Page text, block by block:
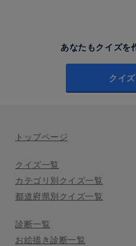
あなたもクイズを
クイ
トップページ
クイズ一覧
カテゴリ別クイズ一覧
都道府県別クイズ一覧
診断一覧
お絵描き診断一覧